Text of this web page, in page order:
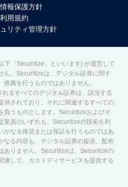
報保護方針
利用規約
リティ管理方針
下「Securitize」といいます) が運営して
ん。Securitizeは、デジタル証券に関す
薦を行うものではありません。
るすべてのデジタル証券は、該当する
供されており、それに関連するすべての
負うものとします。Securitizeおよびそ
業員のいずれも、Securitizeの技術を利
かなる推奨または保証を行うものではあ
なる内容も、デジタル証券の提供、配布
ありません。Securitizeは、Securitizeの
連して、カストディサービスを提供する